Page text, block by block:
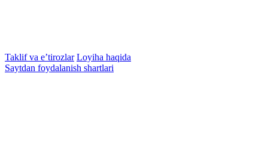
Taklif va e’tirozlar Loyiha haqida
Saytdan foydalanish shartlari